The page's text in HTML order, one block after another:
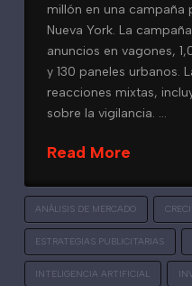
millón en una campaña
Nueva York. La
anuncios en vagones,
y 130 paneles urbanos.
reacciones mixtas,
sobre la vigilancia. …
Read More
ANÁLISIS DE MERCADO
ESTRATEGIAS PUBLICITARIAS
INTELIGENCIA ARTIFICIAL